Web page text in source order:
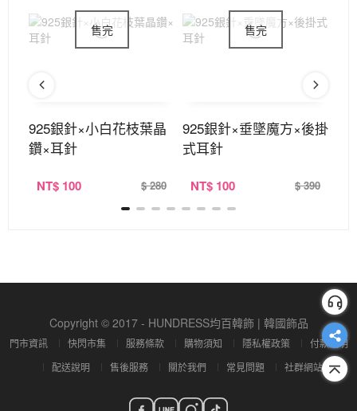
925銀針×小白花枝葉晶
鑽×耳針
NT$ 100 $ 280
925銀針×垂墜魔方×後掛
式耳針
NT$ 100 $ 390
Copyright © 2017 - HUNDRESS均百韓飾 | 韓國飾品
門市資訊 快閃市集 服務條款 購物須知 隱私權政策
付款說明
配送說明
售後服務 關於我們 常見問題 社群網站